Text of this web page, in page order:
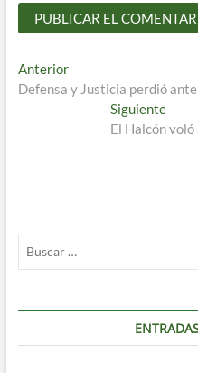
Navegación
de
entradas
AnteriorEntrada
anterior:
Defensa y Justicia perdió
Siguiente
El Halcón voló